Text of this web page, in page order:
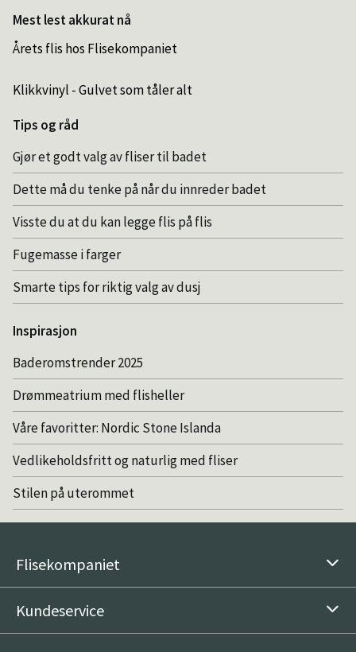
Mest lest akkurat nå
Årets flis hos Flisekompaniet
Klikkvinyl - Gulvet som tåler alt
Tips og råd
Gjør et godt valg av fliser til badet
Dette må du tenke på når du innreder badet
Visste du at du kan legge flis på flis
Fugemasse i farger
Smarte tips for riktig valg av dusj
Inspirasjon
Baderomstrender 2025
Drømmeatrium med flisheller
Våre favoritter: Nordic Stone Islanda
Vedlikeholdsfritt og naturlig med fliser
Stilen på uterommet
Flisekompaniet
Kundeservice